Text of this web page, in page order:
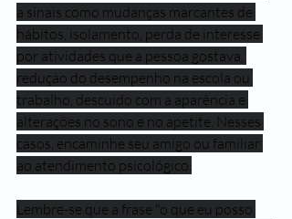
a sinais como mudanças marcantes de
hábitos, isolamento, perda de interesse
por atividades que a pessoa gostava,
redução do desempenho na escola ou
trabalho, descuido com a aparência e
alterações no sono e no apetite. Nesses
casos, encaminhe seu amigo ou familiar
ao atendimento psicológico.
Lembre-se que a frase "o que eu posso